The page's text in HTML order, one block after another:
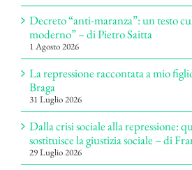
Decreto “anti-maranza”: un testo
moderno” – di Pietro Saitta
1 Agosto 2026
La repressione raccontata a mio
Braga
31 Luglio 2026
Dalla crisi sociale alla repressione:
sostituisce la giustizia sociale – di
29 Luglio 2026